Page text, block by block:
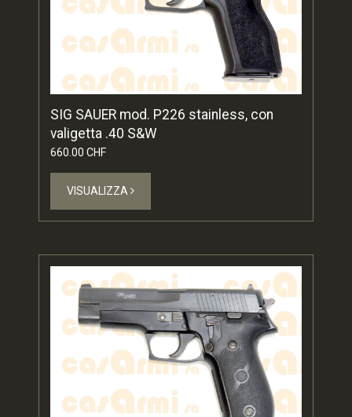
SIG SAUER mod. P226 stainless, con
valigetta .40 S&W
660.00 CHF
VISUALIZZA